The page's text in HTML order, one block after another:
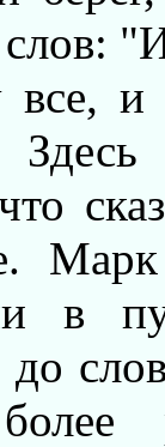
все,
в